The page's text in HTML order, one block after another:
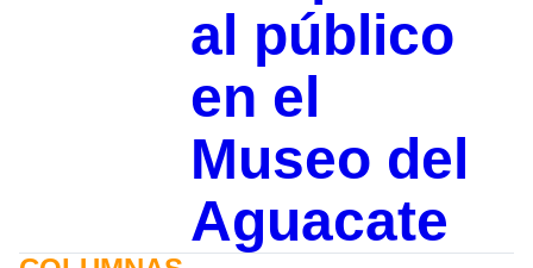
al público
en el
Museo del
Aguacate